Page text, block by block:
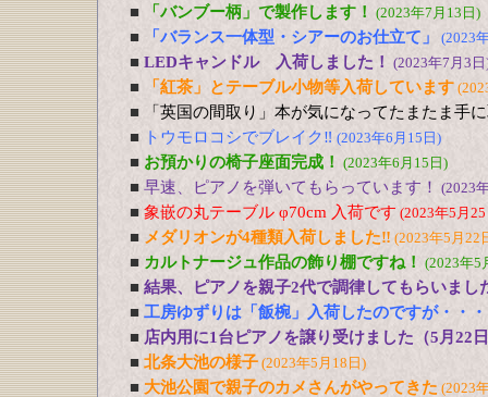
■
「バンブー柄」で製作します！ (2023年7月13日)
■ 「バランス一体型・シアーのお仕立て」 (2023
■ LEDキャンドル 入荷しました！ (2023年7月3日
■ 「紅茶」とテーブル小物等入荷しています
■
「英国の間取り」本が気になってたまたま手
■
トウモロコシでブレイク‼ (2023年6月15日)
■ お預かりの椅子座面完成！ (2023年6月15日)
■ 早速、ピアノを弾いてもらっています！ (2023
■ 象嵌の丸テーブル φ70cm 入荷です (2023年5月
■ メダリオンが4種類入荷しました‼ (2023年5月22
■ カルトナージュ作品の飾り棚ですね！ (2023年5
■ 結果、ピアノを親子2代で調律してもらいまし
■ 工房ゆずりは「飯椀」入荷したのですが・・・
■ 店内用に1台ピアノを譲り受けました（5月22
■ 北条大池の様子 (2023年5月18日)
■ 大池公園で親子のカメさんがやってきた (2023